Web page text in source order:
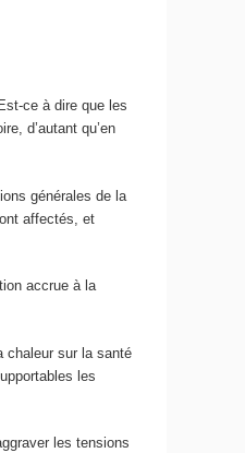
ce à dire que les
d’autant qu’en
générales de la
affectés, et
accrue à la
chaleur sur la santé
les
les tensions